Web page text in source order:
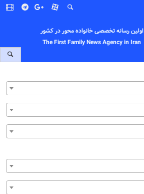
اولین رسانه تخصصی خانواده محور در کشور
The First Family News Agency in Iran